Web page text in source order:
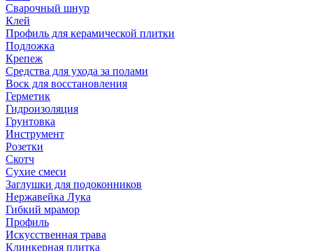
Сварочный шнур
Клей
Профиль для керамической плитки
Подложка
Крепеж
Средства для ухода за полами
Воск для восстановления
Герметик
Гидроизоляция
Грунтовка
Инструмент
Розетки
Скотч
Сухие смеси
Заглушки для подоконников
Нержавейка Лука
Гибкий мрамор
Профиль
Искусственная трава
Клинкерная плитка